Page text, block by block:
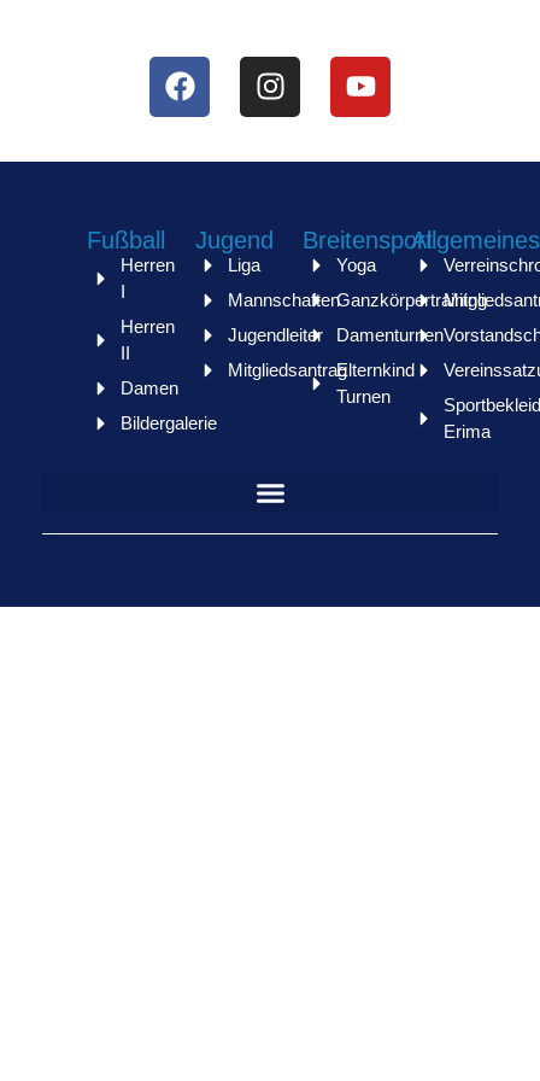
Fußball
Herren
I
Herren
II
Damen
Bildergalerie
Jugend
Liga
Mannschaften
Jugendleiter
Mitgliedsantrag
Breitensport
Yoga
Ganzkörpertraining
Damenturnen
Elternkind
Turnen
Allgemeines
Erima